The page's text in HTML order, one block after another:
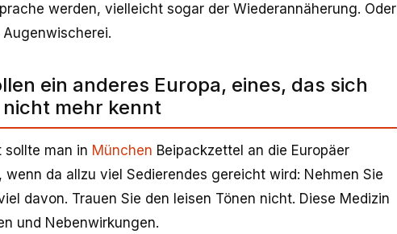
werden, vielleicht sogar der Wiederannäherung. Oder
ein anderes Europa, eines, das sich
mehr kennt
sollte man in München Beipackzettel an die Europäer
wenn da allzu viel Sedierendes gereicht wird: Nehmen Sie
davon. Trauen Sie den leisen Tönen nicht. Diese Medizin
und Nebenwirkungen.